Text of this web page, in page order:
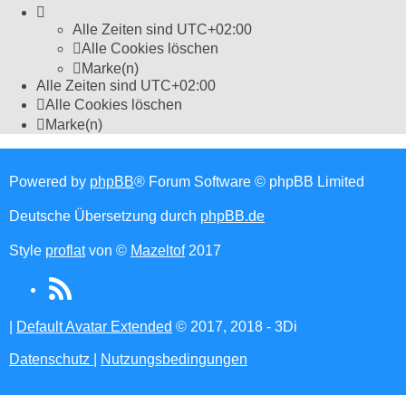
Alle Zeiten sind UTC+02:00
Alle Cookies löschen
Marke(n)
Alle Zeiten sind UTC+02:00
Alle Cookies löschen
Marke(n)
Powered by phpBB® Forum Software © phpBB Limited
Deutsche Übersetzung durch phpBB.de
Style proflatvon © Mazeltof2017
RSS
(Opens
Default Avatar Extended © 2017, 2018 - 3Di
Datenschutz Nutzungsbedingungen